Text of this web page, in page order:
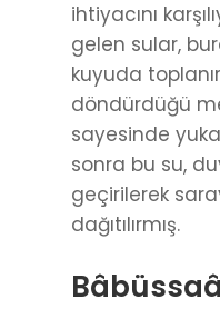
ihtiyacını
gelen sular,
kuyuda
döndürdüğü
sayesinde
sonra bu su,
geçirilerek
dağıtılırmış.